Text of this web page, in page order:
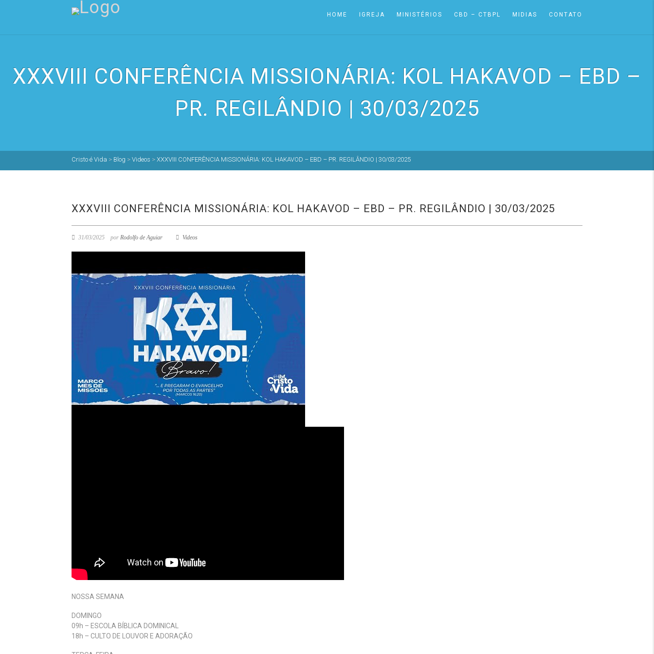
HOME IGREJA MINISTÉRIOS CBD – CTBPL MIDIAS CONTATO
XXXVIII CONFERÊNCIA MISSIONÁRIA: KOL HAKAVOD – EBD –
PR. REGILÂNDIO | 30/03/2025
Cristo é Vida > Blog > Videos > XXXVIII CONFERÊNCIA MISSIONÁRIA: KOL HAKAVOD – EBD – PR. REGILÂNDIO | 30/03/2025
XXXVIII CONFERÊNCIA MISSIONÁRIA: KOL HAKAVOD – EBD – PR. REGILÂNDIO | 30/03/2025
31/03/2025 por Rodolfo de Aguiar Videos
NOSSA SEMANA
DOMINGO
09h – ESCOLA BÍBLICA DOMINICAL
18h – CULTO DE LOUVOR E ADORAÇÃO